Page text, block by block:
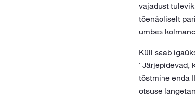
vajadust
tõenäoliselt
umbes
Küll saab
“Järjepidevad,
tõstmine enda
otsuse